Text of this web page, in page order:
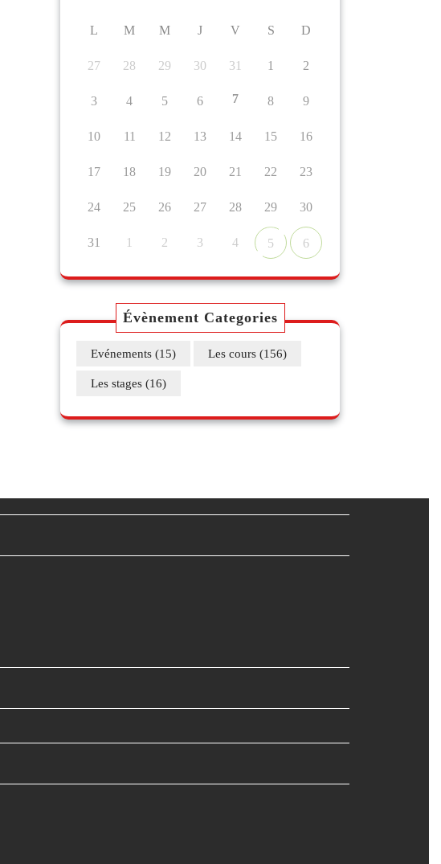
L M M J V S D
27 28 29 30 31 1 2
3 4 5 6 7 8 9
10 11 12 13 14 15 16
17 18 19 20 21 22 23
24 25 26 27 28 29 30
31 1 2 3 4 5 6
Évènement Categories
Evénements (15) Les cours (156)
Les stages (16)